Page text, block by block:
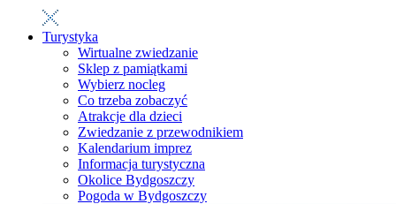
Turystyka
Wirtualne zwiedzanie
Sklep z pamiątkami
Wybierz nocleg
Co trzeba zobaczyć
Atrakcje dla dzieci
Zwiedzanie z przewodnikiem
Kalendarium imprez
Informacja turystyczna
Okolice Bydgoszczy
Pogoda w Bydgoszczy